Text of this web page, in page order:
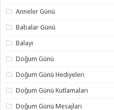
Anneler Günü
Babalar Günü
Balayı
Doğum Günü
Doğum Günü Hediyeleri
Doğum Günü Kutlamaları
Doğum Günü Mesajları